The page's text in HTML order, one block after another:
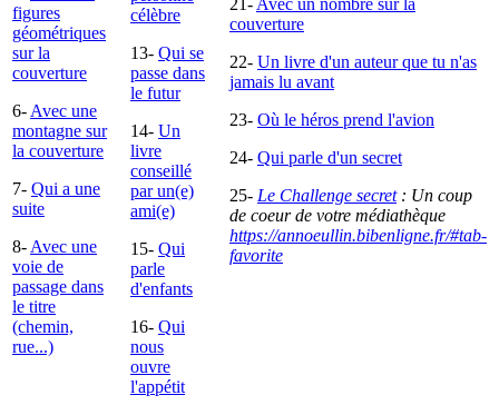
figures
géométriques
sur la
couverture
6- Avec une
montagne sur
la couverture
7- Qui a une
suite
8- Avec une
voie de
passage dans
le titre
(chemin,
rue...)
célèbre
13- Qui se
passe dans
le futur
14- Un
livre
conseillé
par un(e)
ami(e)
15- Qui
parle
d'enfants
16- Qui
nous
ouvre
l'appétit
couverture
22- Un livre d'un auteur que tu n'as
jamais lu avant
23- Où le héros prend l'avion
24- Qui parle d'un secret
25- Le Challenge secret: Un coup
de coeur de votre médiathèque
https://annoeullin.bibenligne.fr/#tab-
favorite